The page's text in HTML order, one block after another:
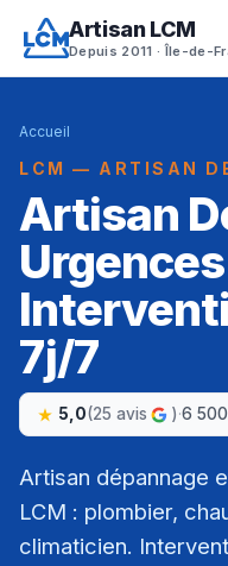
Artisan LCM
Depuis 2011 · Île-de-
Accueil
LCM — ARTISAN
Artisan
Urgences
7j/7
5,0(25 avis )·6
Artisan dépannage
LCM : plombier,
climaticien.